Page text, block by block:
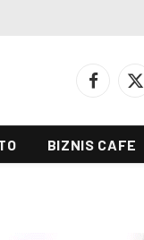
Facebook
X
BIZNIS CAFE